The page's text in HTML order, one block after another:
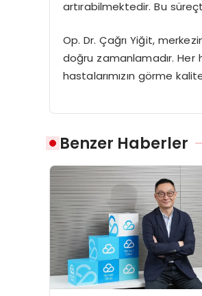
artırabilmektedir. Bu
Op. Dr. Çağrı Yiğit,
doğru zamanlamadır. Her
hastalarımızın görme
Benzer Haberler